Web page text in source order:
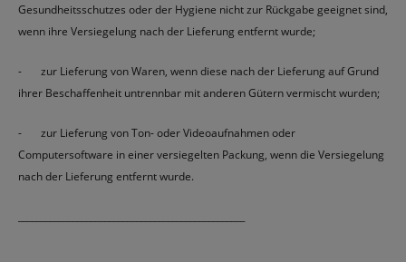
Gesundheitsschutzes oder der Hygiene nicht zur Rückgabe geeignet sind,
wenn ihre Versiegelung nach der Lieferung entfernt wurde;
- zur Lieferung von Waren, wenn diese nach der Lieferung auf Grund
ihrer Beschaffenheit untrennbar mit anderen Gütern vermischt wurden;
- zur Lieferung von Ton- oder Videoaufnahmen oder
Computersoftware in einer versiegelten Packung, wenn die Versiegelung
nach der Lieferung entfernt wurde.